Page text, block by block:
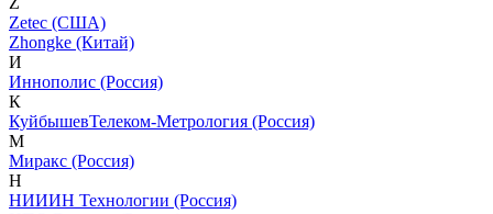
Zetec (США)
Zhongke (Китай)
И
Иннополис (Россия)
К
КуйбышевТелеком-Метрология (Россия)
М
Миракс (Россия)
Н
НИИИН Технологии (Россия)